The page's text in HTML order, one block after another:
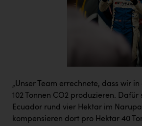
„Unser Team errechnete, dass wir in
102 Tonnen CO2 produzieren. Dafür
Ecuador rund vier Hektar im
kompensieren dort pro Hektar 40